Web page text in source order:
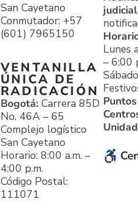
San Cayetano
Conmutador: +57
(601) 7965150
VENTANILLA
ÚNICA DE
RADICACIÓN
Bogotá: Carrera 85D
No. 46A – 65
Complejo logístico
San Cayetano
Horario: 8:00 a.m. –
4:00 p.m.
Código Postal:
111071
Lunes
– 6:00